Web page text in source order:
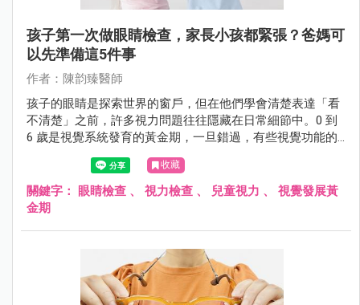
孩子第一次做眼睛檢查，家長小孩都緊張？爸媽可
以先準備這5件事
作者：陳韵臻醫師
孩子的眼睛是探索世界的窗戶，但在他們學會清楚表達「看
不清楚」之前，許多視力問題往往隱藏在日常細節中。0 到
6 歲是視覺系統發育的黃金期，一旦錯過，有些視覺功能的
損傷將是不可逆的。5 大實用的診前準備建議，讓第一次眼
科檢查不再是孩子的恐懼，而是守護健康的第一步。
收藏
關鍵字： 眼睛檢查 、 視力檢查 、 兒童視力 、 視覺發展黃
金期